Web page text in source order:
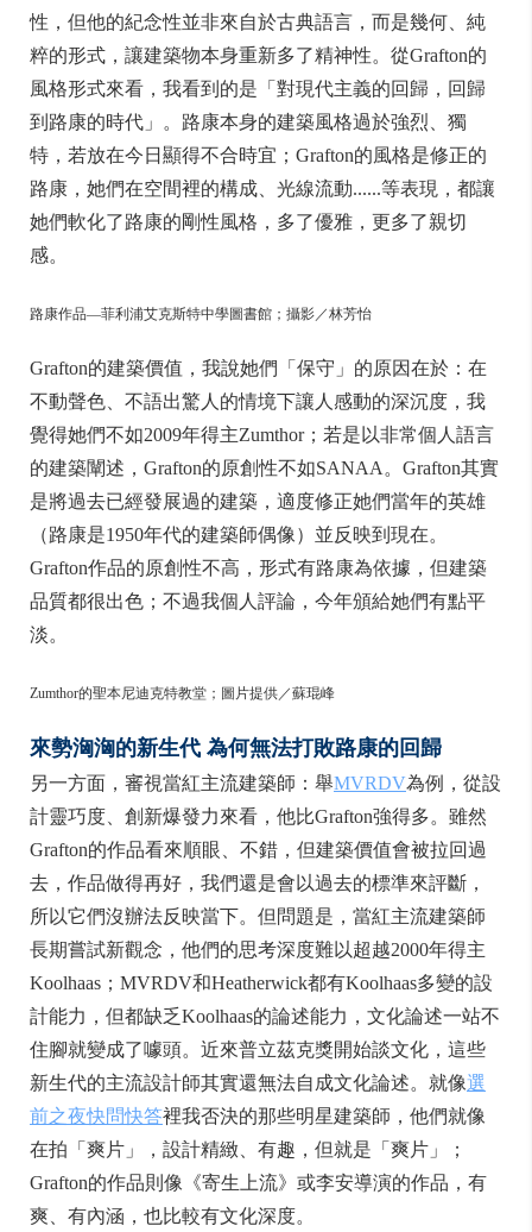
性，但他的紀念性並非來自於古典語言，而是幾何、純
粹的形式，讓建築物本身重新多了精神性。從Grafton的
風格形式來看，我看到的是「對現代主義的回歸，回歸
到路康的時代」。路康本身的建築風格過於強烈、獨
特，若放在今日顯得不合時宜；Grafton的風格是修正的
路康，她們在空間裡的構成、光線流動......等表現，都讓
她們軟化了路康的剛性風格，多了優雅，更多了親切
感。
路康作品—菲利浦艾克斯特中學圖書館；攝影／林芳怡
Grafton的建築價值，我說她們「保守」的原因在於：在
不動聲色、不語出驚人的情境下讓人感動的深沉度，我
覺得她們不如2009年得主Zumthor；若是以非常個人語言
的建築闡述，Grafton的原創性不如SANAA。Grafton其實
是將過去已經發展過的建築，適度修正她們當年的英雄
（路康是1950年代的建築師偶像）並反映到現在。
Grafton作品的原創性不高，形式有路康為依據，但建築
品質都很出色；不過我個人評論，今年頒給她們有點平
淡。
Zumthor的聖本尼迪克特教堂；圖片提供／蘇琨峰
來勢洶洶的新生代 為何無法打敗路康的回歸
另一方面，審視當紅主流建築師：舉MVRDV為例，從設
計靈巧度、創新爆發力來看，他比Grafton強得多。雖然
Grafton的作品看來順眼、不錯，但建築價值會被拉回過
去，作品做得再好，我們還是會以過去的標準來評斷，
所以它們沒辦法反映當下。但問題是，當紅主流建築師
長期嘗試新觀念，他們的思考深度難以超越2000年得主
Koolhaas；MVRDV和Heatherwick都有Koolhaas多變的設
計能力，但都缺乏Koolhaas的論述能力，文化論述一站不
住腳就變成了噱頭。近來普立茲克獎開始談文化，這些
新生代的主流設計師其實還無法自成文化論述。就像選
前之夜快問快答裡我否決的那些明星建築師，他們就像
在拍「爽片」，設計精緻、有趣，但就是「爽片」；
Grafton的作品則像《寄生上流》或李安導演的作品，有
爽、有內涵，也比較有文化深度。